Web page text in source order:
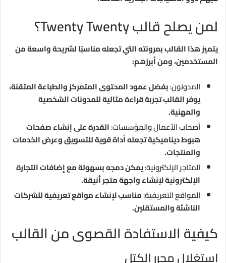
لمن يصلح قالب Twenty Twenty؟
يتميز هذا القالب بمرونته التي تجعله مناسبًا لشريحة واسعة من
المستخدمين، ومن أبرزهم:
المدونون:بفضل عمود المحتوى المتمركز والطباعة المتقنة،
يوفر القالب تجربة قراءة مثالية للمدونات الشخصية
والمهنية.
أصحاب الأعمال والمؤسسات:القدرة على إنشاء صفحات
هبوط ديناميكية تجعله أداة قوية للتسويق وعرض الخدمات
والمنتجات.
المتاجر الإلكترونية:يمكن دمجه بسهولة مع إضافات التجارة
الإلكترونية لإنشاء واجهة متجر أنيقة.
المواقع التعريفية:مناسب لإنشاء مواقع تعريفية للشركات
الناشئة والمستقلين.
كيفية الاستفادة القصوى من القالب
استغلال محرر الكتل